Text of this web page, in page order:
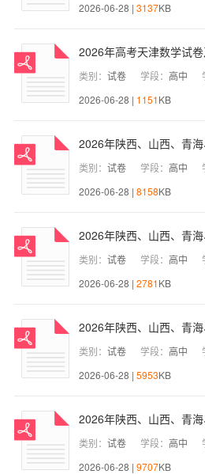
2026-06-28 | 3137KB
2026年高考天津数学试
类别： 试卷 学段： 高中
2026-06-28 | 1151KB
2026年陕西、山西、青
类别： 试卷 学段： 高中
2026-06-28 | 8158KB
2026年陕西、山西、青
类别： 试卷 学段： 高中
2026-06-28 | 2781KB
2026年陕西、山西、青
类别： 试卷 学段： 高中
2026-06-28 | 5953KB
2026年陕西、山西、青
类别： 试卷 学段： 高中
2026-06-28 | 9707KB